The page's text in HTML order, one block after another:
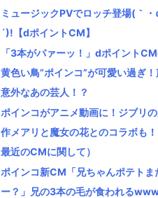
ミュージックPVでロッチ登場(｀・
´)!【dポイントCM】
「3本がパァーッ！」dポイント
黄色い鳥”ポインコ”が可愛い過ぎ
意外なあの芸人！？
ポインコがアニメ動画に！ジブリ
作メアリと魔女の花とのコラボも
最近のCMに関して）
ポインコ新CM「兄ちゃんポテトま
ー？」兄の3本の毛が食われる